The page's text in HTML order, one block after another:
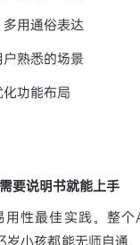
用通俗表达
熟悉的场景
功能布局
要说明书就能上手
用性最佳实践。整
小孩都能无师自通